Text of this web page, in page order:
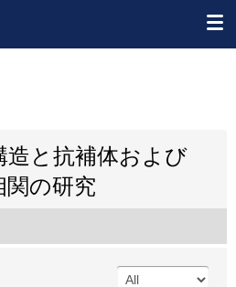
造と抗補体および
関の研究